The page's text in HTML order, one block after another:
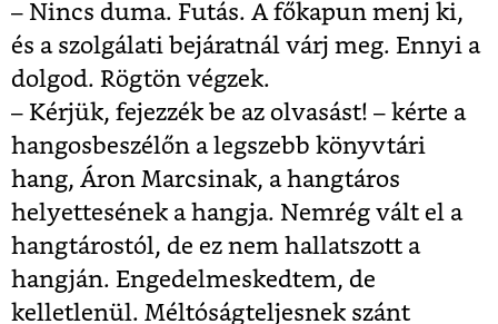
– Nincs duma. Futás. A főkapun menj ki,
és a szolgálati bejáratnál várj meg. Ennyi a
dolgod. Rögtön végzek.
– Kérjük, fejezzék be az olvasást! – kérte a
hangosbeszélőn a legszebb könyvtári
hang, Áron Marcsinak, a hangtáros
helyettesének a hangja. Nemrég vált el a
hangtárostól, de ez nem hallatszott a
hangján. Engedelmeskedtem, de
kelletlenül. Méltóságteljesnek szánt